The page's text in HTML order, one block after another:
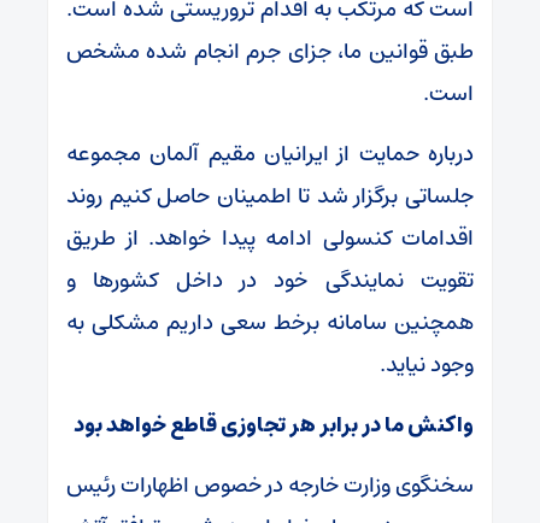
است که مرتکب به اقدام تروریستی شده است.
طبق قوانین ما، جزای جرم انجام شده مشخص
است.
درباره حمایت از ایرانیان مقیم آلمان مجموعه
جلساتی برگزار شد تا اطمینان حاصل کنیم روند
اقدامات کنسولی ادامه پیدا خواهد. از طریق
تقویت نمایندگی خود در داخل کشور‌ها و
همچنین سامانه برخط سعی داریم مشکلی به
وجود نیاید.
واکنش ما در برابر هر تجاوزی قاطع خواهد بود
سخنگوی وزارت خارجه در خصوص اظهارات رئیس